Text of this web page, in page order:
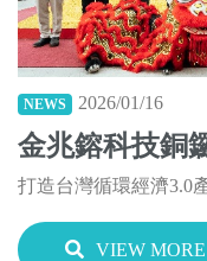
NEWS 2026/01/16
金兆鎔科技銅
打造台灣循環經濟3.0
VIEW MORE